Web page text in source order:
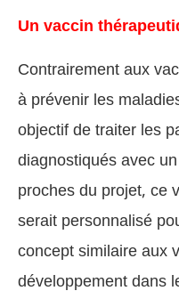
Un vaccin
Contrairement aux
à prévenir les
objectif de traiter les
diagnostiqués avec
proches du projet, ce
serait personnalisé
concept similaire aux
développement dans